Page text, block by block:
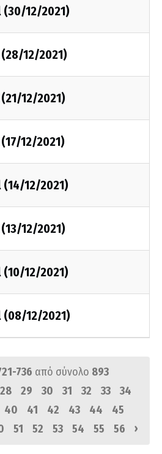
(30/12/2021)
12/2021)
12/2021)
12/2021)
(14/12/2021)
12/2021)
(10/12/2021)
(08/12/2021)
736 από σύνολο 893
28 29 30 31 32 33
34
40 41 42 43 44
45
51 52 53 54 55 56 ›